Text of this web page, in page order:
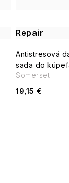
Repair
Antistresová
sada do
19,15 €
Somerset